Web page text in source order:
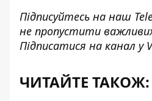
Підписуйтесь на наш
не пропустити
Підписатися на канал у
ЧИТАЙТЕ ТАКОЖ: